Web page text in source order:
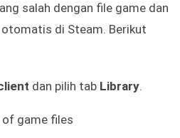
salah dengan file game dan
di Steam. Berikut
dan pilih tab Library.